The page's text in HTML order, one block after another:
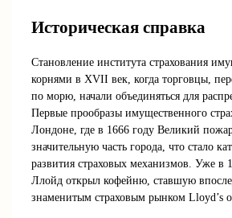
Историческая справка
Становление института страхования
корнями в XVII век, когда торговцы,
по морю, начали объединяться для
Первые прообразы имущественного
Лондоне, где в 1666 году Великий
значительную часть города, что стало
развития страховых механизмов. Уже в
Ллойд открыл кофейню, ставшую
знаменитым страховым рынком Lloyd’s